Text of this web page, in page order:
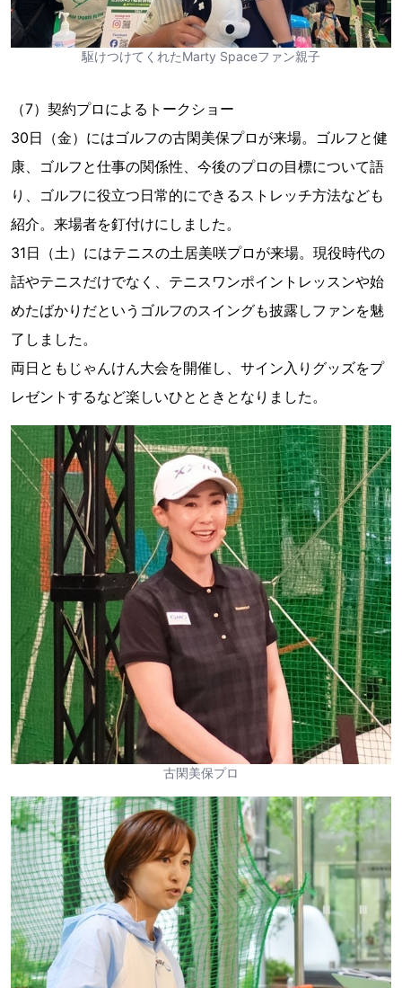
駆けつけてくれたMarty Spaceファン親子
（7）契約プロによるトークショー
30日（金）にはゴルフの古閑美保プロが来場。ゴルフと健
康、ゴルフと仕事の関係性、今後のプロの目標について語
り、ゴルフに役立つ日常的にできるストレッチ方法なども
紹介。来場者を釘付けにしました。
31日（土）にはテニスの土居美咲プロが来場。現役時代の
話やテニスだけでなく、テニスワンポイントレッスンや始
めたばかりだというゴルフのスイングも披露しファンを魅
了しました。
両日ともじゃんけん大会を開催し、サイン入りグッズをプ
レゼントするなど楽しいひとときとなりました。
古閑美保プロ